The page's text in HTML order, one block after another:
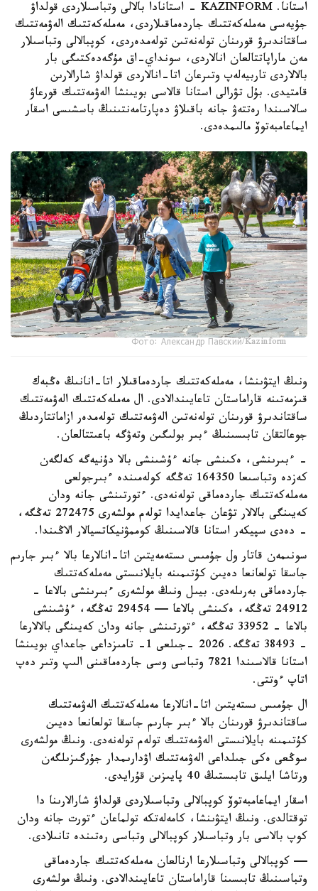
استانا. KAZINFORM - استانادا بالالى وتباسىلاردى قولداۋ
جۇيەسى مەملەكەتتىك جاردەماقىلاردى، مەملەكەتتىك الەۋمەتتىك
ساقتاندىرۋ قورىنان تولەنەتىن تولەمدەردى، كوپبالالى وتباسىلار
مەن ماراپاتتالعان انالاردى، سونداي-اق مۇگەدەكتىگى بار
بالالاردى تاربيەلەپ وتىرعان اتا-انالاردى قولداۋ شارالارىن
قامتيدى. بۇل تۋرالى استانا قالاسى بويىنشا الەۋمەتتىك قورعاۋ
سالاسىندا رەتتەۋ جانە باقىلاۋ دەپارتامەنتىنىڭ باسشىسى اسقار
ايماعامبەتوۆ مالىمدەدى.
Фото: Александр Павский/Kazinform
ونىڭ ايتۋىنشا، مەملەكەتتىك جاردەماقىلار اتا-انانىڭ ەڭبەك
قىزمەتىنە قاراماستان تاعايىندالادى. ال مەملەكەتتىك الەۋمەتتىك
ساقتاندىرۋ قورىنان تولەنەتىن الەۋمەتتىك تولەمدەر ازاماتتاردىڭ
جوعالتقان تابىسىنىڭ ءبىر بولىگىن وتەۋگە باعىتتالعان.
- ءبىرىنشى، ەكىنشى جانە ءۇشىنشى بالا دۇنيەگە كەلگەن
كەزدە وتباسىعا 164350 تەڭگە كولەمىندە ءبىرجولعى
مەملەكەتتىك جاردەماقى تولەنەدى. ءتورتىنشى جانە ودان
كەيىنگى بالالار تۋعان جاعدايدا تولەم مولشەرى 272475 تەڭگە،
- دەدى سپيكەر استانا قالاسىنىڭ كوممۋنيكاتسيالار الاڭىندا.
سونىمەن قاتار ول جۇمىس ىستەمەيتىن اتا-انالارعا بالا ءبىر جارىم
جاسقا تولعانعا دەيىن كۇتىمىنە بايلانىستى مەملەكەتتىك
جاردەماقى بەرىلەدى. بيىل ونىڭ مولشەرى ءبىرىنشى بالاعا -
24912 تەڭگە، ەكىنشى بالاعا — 29454 تەڭگە، ءۇشىنشى
بالاعا - 33952 تەڭگە، ءتورتىنشى جانە ودان كەيىنگى بالالارعا
- 38493 تەڭگە. 2026 -جىلعى 1- تامىزداعى جاعداي بويىنشا
استانا قالاسىندا 7821 وتباسى وسى جاردەماقىنى الىپ وتىر دەپ
اتاپ ءوتتى.
ال جۇمىس ىستەيتىن اتا-انالارعا مەملەكەتتىك الەۋمەتتىك
ساقتاندىرۋ قورىنان بالا ءبىر جارىم جاسقا تولعانعا دەيىن
كۇتىمىنە بايلانىستى الەۋمەتتىك تولەم تولەنەدى. ونىڭ مولشەرى
سوڭعى ەكى جىلداعى الەۋمەتتىك اۋدارىمدار جۇرگىزىلگەن
ورتاشا ايلىق تابىستىڭ 40 پايىزىن قۇرايدى.
اسقار ايماعامبەتوۆ كوپبالالى وتباسىلاردى قولداۋ شارالارىنا دا
توقتالدى. ونىڭ ايتۋىنشا، كامەلەتكە تولماعان ءتورت جانە ودان
كوپ بالاسى بار وتباسىلار كوپبالالى وتباسى رەتىندە تانىلادى.
— كوپبالالى وتباسىلارعا ارنالعان مەملەكەتتىك جاردەماقى
وتباسىنىڭ تابىسىنا قاراماستان تاعايىندالادى. ونىڭ مولشەرى